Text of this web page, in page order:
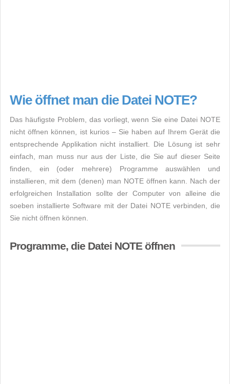
Wie öffnet man die Datei NOTE?
Das häufigste Problem, das vorliegt, wenn Sie eine Datei NOTE
nicht öffnen können, ist kurios – Sie haben auf Ihrem Gerät die
entsprechende Applikation nicht installiert. Die Lösung ist sehr
einfach, man muss nur aus der Liste, die Sie auf dieser Seite
finden, ein (oder mehrere) Programme auswählen und
installieren, mit dem (denen) man NOTE öffnen kann. Nach der
erfolgreichen Installation sollte der Computer von alleine die
soeben installierte Software mit der Datei NOTE verbinden, die
Sie nicht öffnen können.
Programme, die Datei NOTE öffnen